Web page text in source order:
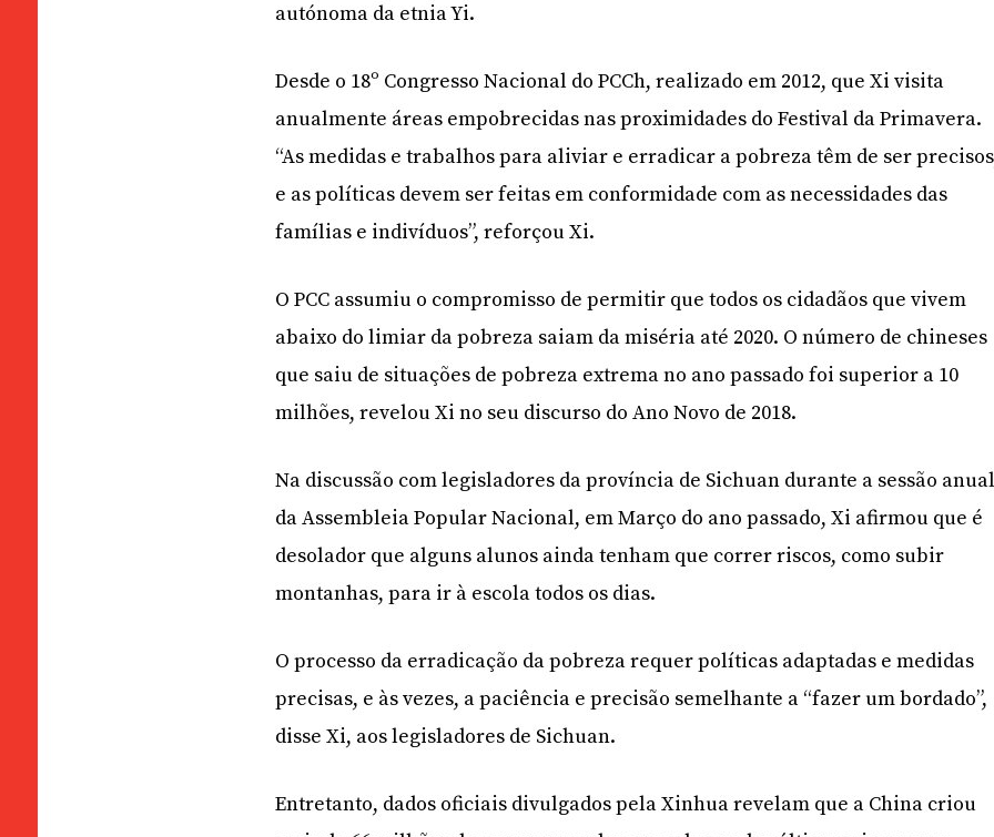
autónoma da etnia Yi.
Desde o 18º Congresso Nacional do PCCh, realizado em 2012, que Xi visita
anualmente áreas empobrecidas nas proximidades do Festival da Primavera.
“As medidas e trabalhos para aliviar e erradicar a pobreza têm de ser
e as políticas devem ser feitas em conformidade com as necessidades das
famílias e indivíduos”, reforçou Xi.
O PCC assumiu o compromisso de permitir que todos os cidadãos que vivem
abaixo do limiar da pobreza saiam da miséria até 2020. O número de chineses
que saiu de situações de pobreza extrema no ano passado foi superior a 10
milhões, revelou Xi no seu discurso do Ano Novo de 2018.
Na discussão com legisladores da província de Sichuan durante a sessão
da Assembleia Popular Nacional, em Março do ano passado, Xi afirmou que é
desolador que alguns alunos ainda tenham que correr riscos, como subir
montanhas, para ir à escola todos os dias.
O processo da erradicação da pobreza requer políticas adaptadas e medidas
precisas, e às vezes, a paciência e precisão semelhante a “fazer um bordado”,
disse Xi, aos legisladores de Sichuan.
Entretanto, dados oficiais divulgados pela Xinhua revelam que a China criou